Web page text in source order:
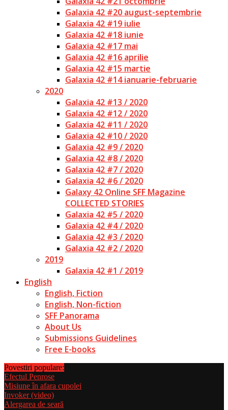
Galaxia 42 #20 august-septembrie
Galaxia 42 #19 iulie
Galaxia 42 #18 iunie
Galaxia 42 #17 mai
Galaxia 42 #16 aprilie
Galaxia 42 #15 martie
Galaxia 42 #14 ianuarie-februarie
2020
Galaxia 42 #13 / 2020
Galaxia 42 #12 / 2020
Galaxia 42 #11 / 2020
Galaxia 42 #10 / 2020
Galaxia 42 #9 / 2020
Galaxia 42 #8 / 2020
Galaxia 42 #7 / 2020
Galaxia 42 #6 / 2020
Galaxy 42 Online SFF Magazine
COLLECTED STORIES
Galaxia 42 #5 / 2020
Galaxia 42 #4 / 2020
Galaxia 42 #3 / 2020
Galaxia 42 #2 / 2020
2019
Galaxia 42 #1 / 2019
English
English, Fiction
English, Non-fiction
SFF Panorama
About Us
Submissions Guidelines
Free E-books
Povestiri populare:
Efectul Penrose
Misiune în afara cupolei
Invoker (video)
Alergarea de seară